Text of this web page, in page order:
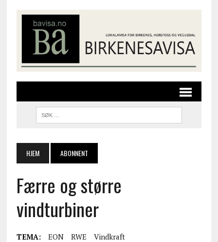
HJEM ABONNENT
Færre og større
vindturbiner
TEMA: EON RWE Vindkraft